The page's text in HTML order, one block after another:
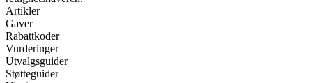
Artikler
Gaver
Rabattkoder
Vurderinger
Utvalgsguider
Støtteguider